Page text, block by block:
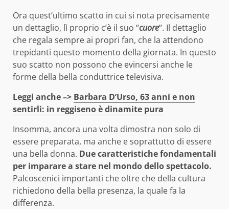
Ora quest’ultimo scatto in cui si nota precisamente
un dettaglio, lì proprio c’è il suo “cuore“. Il dettaglio
che regala sempre ai propri fan, che la attendono
trepidanti questo momento della giornata. In questo
suo scatto non possono che evincersi anche le
forme della bella conduttrice televisiva.
Leggi anche –> Barbara D’Urso, 63 anni e non
sentirli: in reggiseno è dinamite pura
Insomma, ancora una volta dimostra non solo di
essere preparata, ma anche e soprattutto di essere
una bella donna. Due caratteristiche fondamentali
per imparare a stare nel mondo dello spettacolo.
Palcoscenici importanti che oltre che della cultura
richiedono della bella presenza, la quale fa la
differenza.